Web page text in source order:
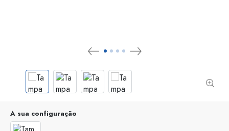
A sua configuração